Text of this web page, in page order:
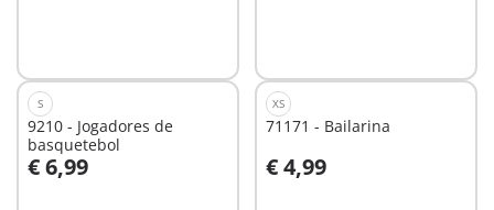
S
9210 - Jogadores de
basquetebol
€ 6,99
XS
71171 - Bailarina
€ 4,99